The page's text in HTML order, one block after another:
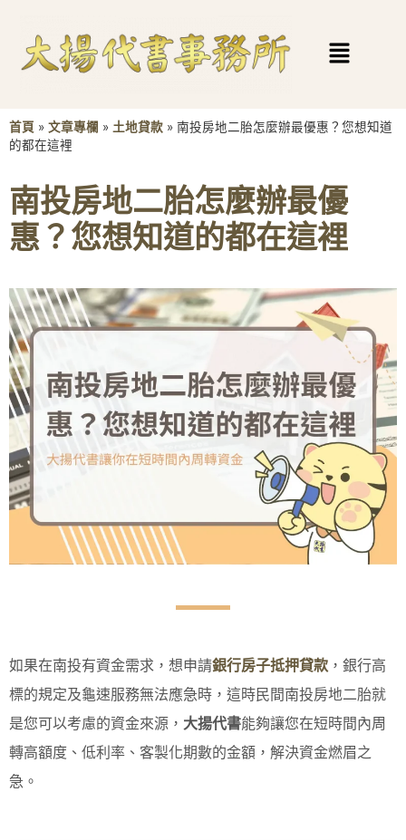
首頁 » 文章專欄 » 土地貸款 » 南投房地二胎怎麼辦最優惠？您想知道
的都在這裡
南投房地二胎怎麼辦最優
惠？您想知道的都在這裡
如果在南投有資金需求，想申請銀行房子抵押貸款 ，銀行高
標的規定及龜速服務無法應急時，這時民間南投房地二胎就
是您可以考慮的資金來源， 大揚代書能夠讓您在短時間內周
轉高額度、低利率、客製化期數的金額，解決資金燃眉之
急。